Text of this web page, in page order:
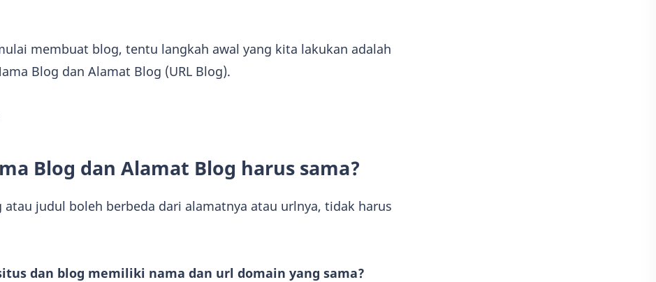
membuat blog, tentu langkah awal yang kita lakukan adalah
Blog dan Alamat Blog (URL Blog).
Blog dan Alamat Blog harus sama?
atau judul boleh berbeda dari alamatnya atau urlnya, tidak harus
dan blog memiliki nama dan url domain yang sama?